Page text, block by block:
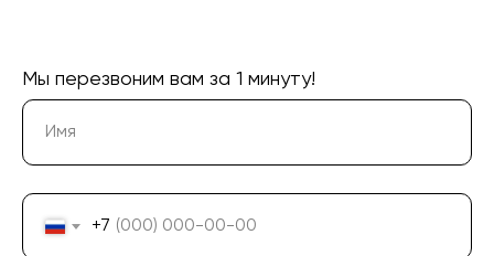
Мы перезвоним вам за 1 минуту!
+7
Политика конфиденциальности
Согласие на обработку персональных данных